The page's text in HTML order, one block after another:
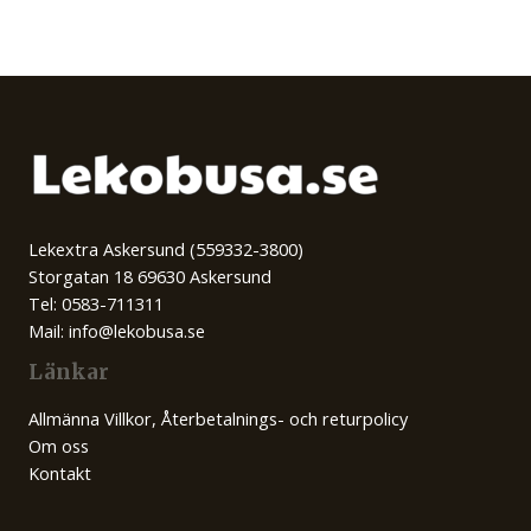
Lekextra Askersund (559332-3800)
Storgatan 18 69630 Askersund
Tel: 0583-711311
Mail: info@lekobusa.se
Länkar
Allmänna Villkor, Återbetalnings- och returpolicy
Om oss
Kontakt